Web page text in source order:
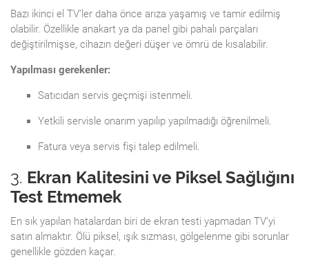
Bazı ikinci el TV’ler daha önce arıza yaşamış ve tamir edilmiş
olabilir. Özellikle anakart ya da panel gibi pahalı parçaları
değiştirilmişse, cihazın değeri düşer ve ömrü de kısalabilir.
Yapılması gerekenler:
Satıcıdan servis geçmişi istenmeli.
Yetkili servisle onarım yapılıp yapılmadığı öğrenilmeli.
Fatura veya servis fişi talep edilmeli.
3. Ekran Kalitesini ve Piksel Sağlığını
Test Etmemek
En sık yapılan hatalardan biri de ekran testi yapmadan TV’yi
satın almaktır. Ölü piksel, ışık sızması, gölgelenme gibi sorunlar
genellikle gözden kaçar.